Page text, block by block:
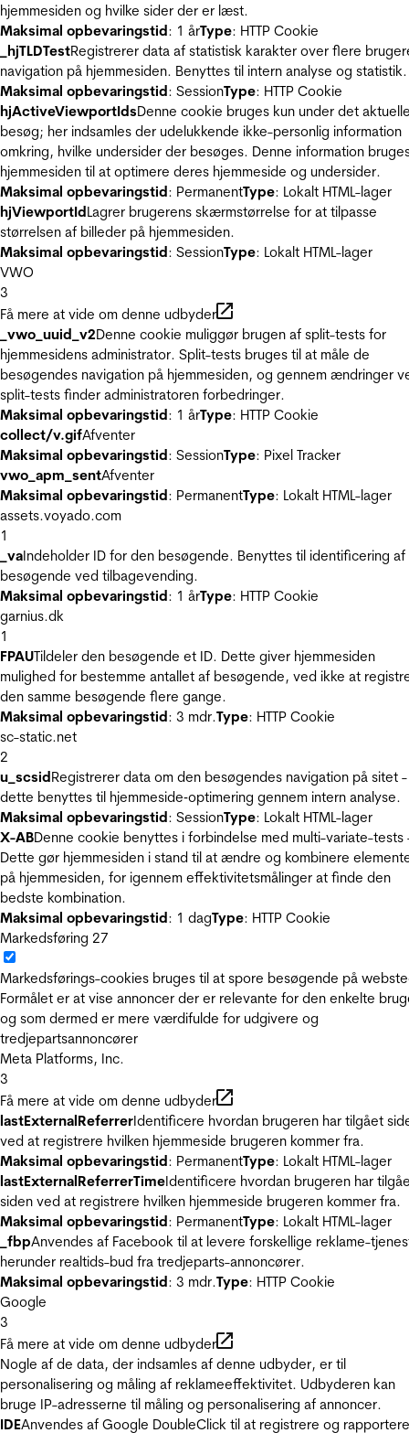
hjemmesiden og hvilke sider der er læst.
Maksimal opbevaringstid: 1 årType: HTTP Cookie
_hjTLDTestRegistrerer data af statistisk karakter over flere
navigation på hjemmesiden. Benyttes til intern analyse og statistik.
Maksimal opbevaringstid: SessionType: HTTP Cookie
hjActiveViewportIdsDenne cookie bruges kun under det
besøg; her indsamles der udelukkende ikke-personlig information
omkring, hvilke undersider der besøges. Denne information
hjemmesiden til at optimere deres hjemmeside og undersider.
Maksimal opbevaringstid: PermanentType: Lokalt HTML-lager
hjViewportIdLagrer brugerens skærmstørrelse for at tilpasse
størrelsen af billeder på hjemmesiden.
Maksimal opbevaringstid: SessionType: Lokalt HTML-lager
VWO
3
Få mere at vide om denne udbyder
_vwo_uuid_v2Denne cookie muliggør brugen af split-tests for
hjemmesidens administrator. Split-tests bruges til at måle de
besøgendes navigation på hjemmesiden, og gennem ændringer
split-tests finder administratoren forbedringer.
Maksimal opbevaringstid: 1 årType: HTTP Cookie
collect/v.gifAfventer
Maksimal opbevaringstid: SessionType: Pixel Tracker
vwo_apm_sentAfventer
Maksimal opbevaringstid: PermanentType: Lokalt HTML-lager
assets.voyado.com
1
_vaIndeholder ID for den besøgende. Benyttes til identificering af
besøgende ved tilbagevending.
Maksimal opbevaringstid: 1 årType: HTTP Cookie
garnius.dk
1
FPAUTildeler den besøgende et ID. Dette giver hjemmesiden
mulighed for bestemme antallet af besøgende, ved ikke at
den samme besøgende flere gange.
Maksimal opbevaringstid: 3 mdr.Type: HTTP Cookie
sc-static.net
2
u_scsidRegistrerer data om den besøgendes navigation på sitet -
dette benyttes til hjemmeside‐optimering gennem intern analyse.
Maksimal opbevaringstid: SessionType: Lokalt HTML-lager
X-ABDenne cookie benyttes i forbindelse med multi-variate-tests
Dette gør hjemmesiden i stand til at ændre og kombinere
på hjemmesiden, for igennem effektivitetsmålinger at finde den
bedste kombination.
Maksimal opbevaringstid: 1 dagType: HTTP Cookie
Markedsføring 27
Markedsførings-cookies bruges til at spore besøgende på
Formålet er at vise annoncer der er relevante for den enkelte
og som dermed er mere værdifulde for udgivere og
tredjepartsannoncører
Meta Platforms, Inc.
3
Få mere at vide om denne udbyder
lastExternalReferrerIdentificere hvordan brugeren har tilgået
ved at registrere hvilken hjemmeside brugeren kommer fra.
Maksimal opbevaringstid: PermanentType: Lokalt HTML-lager
lastExternalReferrerTimeIdentificere hvordan brugeren har
siden ved at registrere hvilken hjemmeside brugeren kommer fra.
Maksimal opbevaringstid: PermanentType: Lokalt HTML-lager
_fbpAnvendes af Facebook til at levere forskellige reklame-
herunder realtids-bud fra tredjeparts-annoncører.
Maksimal opbevaringstid: 3 mdr.Type: HTTP Cookie
Google
3
Få mere at vide om denne udbyder
Nogle af de data, der indsamles af denne udbyder, er til
personalisering og måling af reklameeffektivitet. Udbyderen kan
bruge IP-adresserne til måling og personalisering af annoncer.
IDEAnvendes af Google DoubleClick til at registrere og